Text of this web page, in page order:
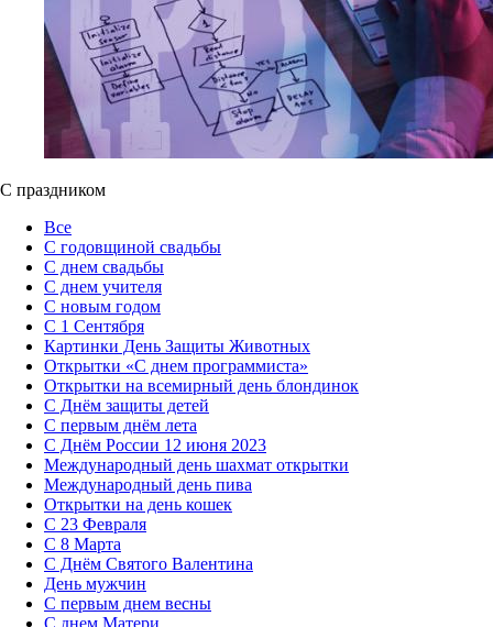
С праздником
Все
С годовщиной свадьбы
С днем свадьбы
С днем учителя
С новым годом
С 1 Сентября
Картинки День Защиты Животных
Открытки «‎С днем программиста»‎
Открытки на всемирный день блондинок
С Днём защиты детей
С первым днём лета
С Днём России 12 июня 2023
Международный день шахмат открытки
Международный день пива
Открытки на день кошек
С 23 Февраля
С 8 Марта
С Днём Святого Валентина
День мужчин
С первым днем весны
С днем Матери